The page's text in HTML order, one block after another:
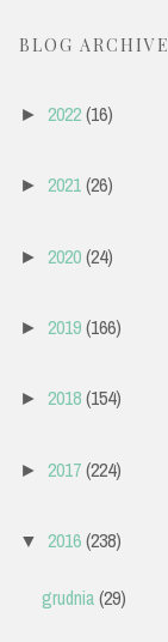
BLOG ARCHIVE
► 2022(16)
► 2021(26)
► 2020(24)
► 2019(166)
► 2018(154)
► 2017(224)
▼ 2016(238)
grudnia(29)